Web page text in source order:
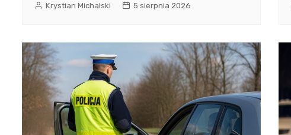
Krystian Michalski 5 sierpnia 2026